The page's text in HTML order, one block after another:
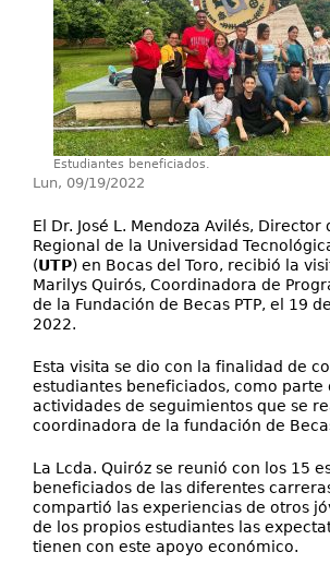
Estudiantes beneficiados.
Lun, 09/19/2022
El Dr. José L. Mendoza Avilés, Director
Regional de la Universidad
(UTP) en Bocas del Toro, recibió la
Marilys Quirós, Coordinadora de
de la Fundación de Becas PTP, el 19
2022.
Esta visita se dio con la finalidad de
estudiantes beneficiados, como parte
actividades de seguimientos que se
coordinadora de la fundación de
La Lcda. Quiróz se reunió con los 15
beneficiados de las diferentes
compartió las experiencias de otros
de los propios estudiantes las
tienen con este apoyo económico.